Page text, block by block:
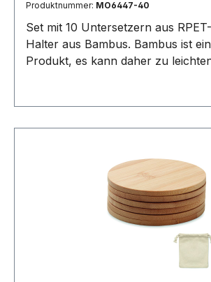
Produktnummer: MO6447-40
Set mit 10 Untersetzern aus
Halter aus Bambus. Bambus ist
Produkt, es kann daher zu
Abweichungen in Farbe, Dekor